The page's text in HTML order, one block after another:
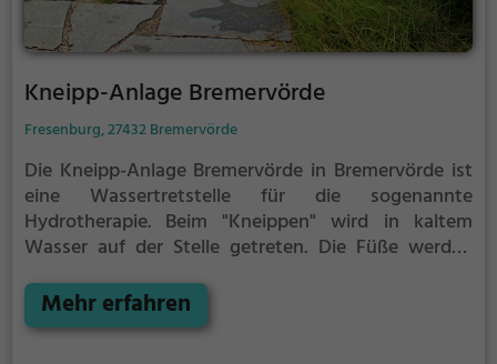
Kneipp-Anlage Bremervörde
Fresenburg, 27432 Bremervörde
Die Kneipp-Anlage Bremervörde in Bremervörde ist
eine Wassertretstelle für die sogenannte
Hydrotherapie. Beim "Kneippen" wird in kaltem
Wasser auf der Stelle getreten. Die Füße werden
vollständig aus dem Wasser herausgehoben. Nach
30 Sekunden, oder früher, wenn du ein starkes
Mehr erfahren